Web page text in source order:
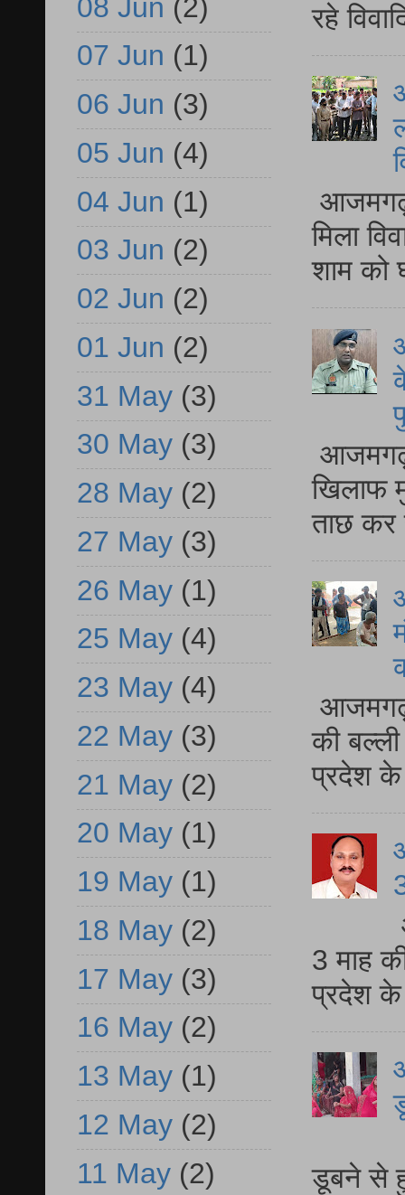
रहे
आजमगढ़
मिला
शाम को
आजमगढ़
खिलाफ
ताछ कर
आजमगढ़
की
प्रदेश
3 माह
प्रदेश
डूबने से
08 Jun (2)
07 Jun (1)
06 Jun (3)
05 Jun (4)
04 Jun (1)
03 Jun (2)
02 Jun (2)
01 Jun (2)
31 May (3)
30 May (3)
28 May (2)
27 May (3)
26 May (1)
25 May (4)
23 May (4)
22 May (3)
21 May (2)
20 May (1)
19 May (1)
18 May (2)
17 May (3)
16 May (2)
13 May (1)
12 May (2)
11 May (2)